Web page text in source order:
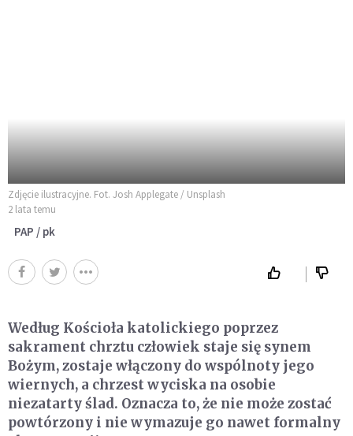
Zdjęcie ilustracyjne. Fot. Josh Applegate / Unsplash
2 lata temu
PAP / pk
Według Kościoła katolickiego poprzez
sakrament chrztu człowiek staje się synem
Bożym, zostaje włączony do wspólnoty jego
wiernych, a chrzest wyciska na osobie
niezatarty ślad. Oznacza to, że nie może zostać
powtórzony i nie wymazuje go nawet formalny